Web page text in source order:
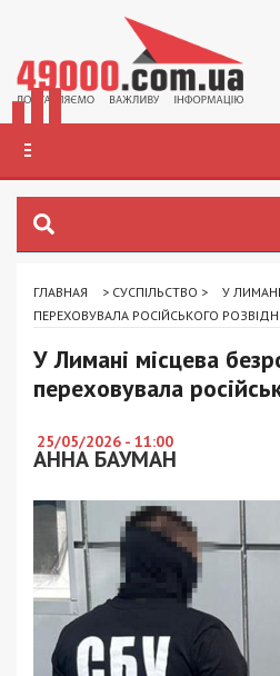
ГЛАВНАЯ > СУСПІЛЬСТВО >
У
ПЕРЕХОВУВАЛА РОСІЙСЬКОГО
У Лимані місцева
переховувала
25/05/2026 - 11:00
АННА БАУМАН